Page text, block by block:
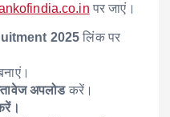
पर जाएं।
2025 लिंक पर
अपलोडकरें।